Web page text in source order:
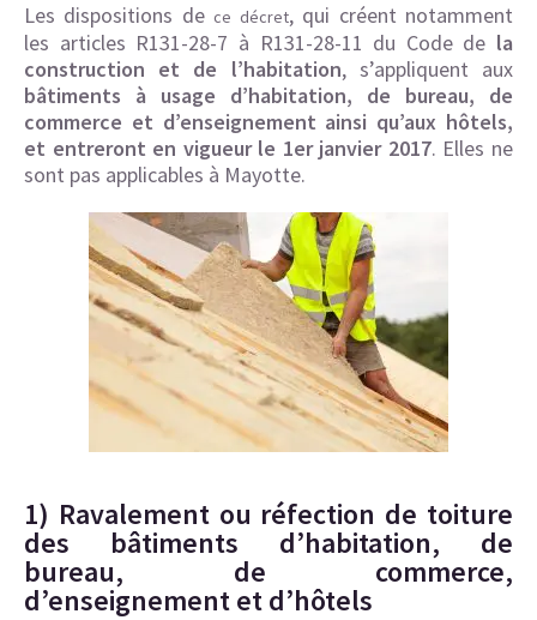
Les dispositions dece décret, qui créent notamment
les articles R131-28-7 à R131-28-11 du Code de la
construction et de l’habitation, s’appliquent aux
bâtiments à usage d’habitation, de bureau, de
commerce et d’enseignement ainsi qu’aux hôtels,
et entreront en vigueur le 1er janvier 2017. Elles ne
sont pas applicables à Mayotte.
1) Ravalement ou réfection de toiture
des bâtiments d’habitation, de
bureau, de commerce,
d’enseignement et d’hôtels